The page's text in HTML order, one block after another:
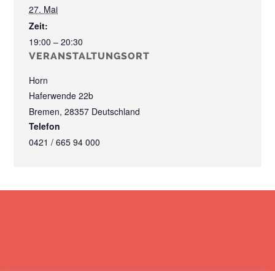
27. Mai
Zeit:
19:00 – 20:30
VERANSTALTUNGSORT
Horn
Haferwende 22b
Bremen, 28357 Deutschland
Telefon
0421 / 665 94 000